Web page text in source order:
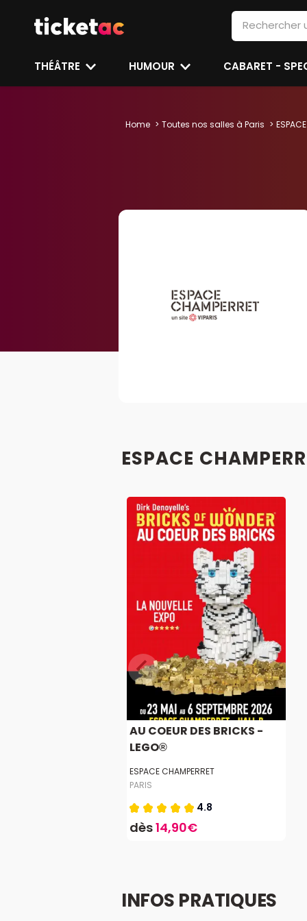
THÉÂTRE HUMOUR CABARET -
Home Toutes nos salles à Paris
ESPACE
AU COEUR DES BRICKS -
LEGO®
ESPACE CHAMPERRET
PARIS
4.8
dès14,90€
INFOS PRATIQUES